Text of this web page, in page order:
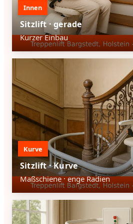
Innen
Sitzlift · gerade
Kurzer Einbau
Kurve
Sitzlift · Kurve
Maßschiene · enge Radien